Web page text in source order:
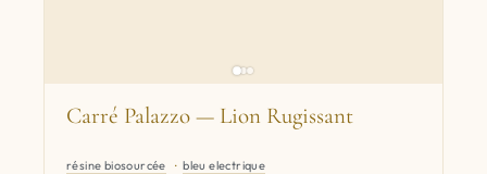
Carré Palazzo — Lion Rugissant
résine biosourcée bleu electrique